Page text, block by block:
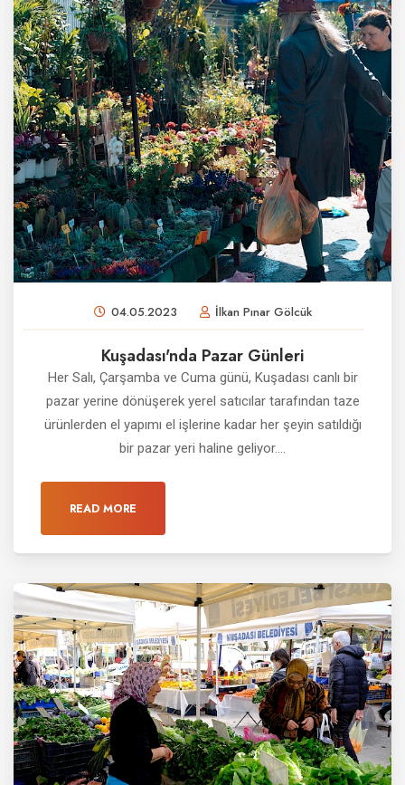
04.05.2023 İlkan Pınar Gölcük
Kuşadası'nda Pazar Günleri
Her Salı, Çarşamba ve Cuma günü, Kuşadası canlı bir
pazar yerine dönüşerek yerel satıcılar tarafından taze
ürünlerden el yapımı el işlerine kadar her şeyin satıldığı
bir pazar yeri haline geliyor....
READ MORE